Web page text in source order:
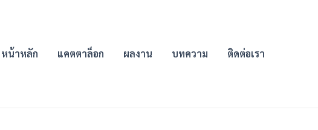
หน้าหลัก
แคตตาล็อก ผลงาน บทความ ติดต่อเรา